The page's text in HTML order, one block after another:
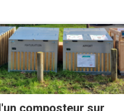
composteur sur